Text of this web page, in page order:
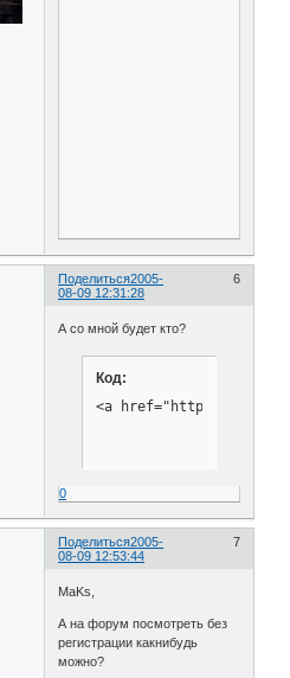
Поделиться 6
2005-
08-09 12:31:28
А со мной будет кто?
Код:
<a href="http://
0
Поделиться 7
2005-
08-09 12:53:44
MaKs,
А на форум посмотреть без
регистрации какнибудь
можно?